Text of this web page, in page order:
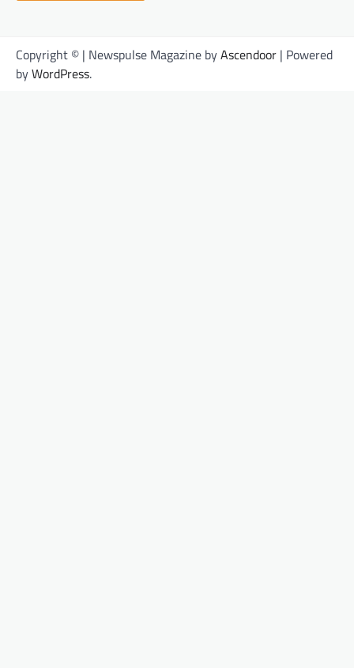
Copyright © | Newspulse Magazine byAscendoor | Powered
byWordPress.